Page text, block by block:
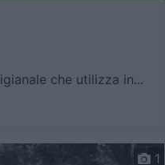
che utilizza in...
1